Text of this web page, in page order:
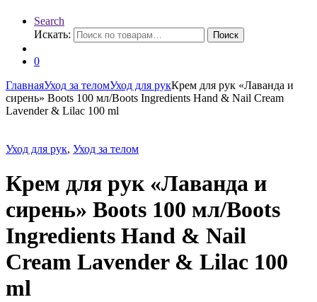
Search
Искать:
Поиск
0
ГлавнаяУход за теломУход для рукКрем для рук «Лаванда и
сирень» Boots 100 мл/Boots Ingredients Hand & Nail Cream
Lavender & Lilac 100 ml
Уход для рук, Уход за телом
Крем для рук «Лаванда и
сирень» Boots 100 мл/Boots
Ingredients Hand & Nail
Cream Lavender & Lilac 100
ml